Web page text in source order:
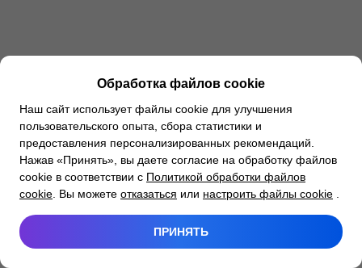
Обработка файлов cookie
Наш сайт использует файлы cookie для улучшения
пользовательского опыта, сбора статистики и
предоставления персонализированных рекомендаций.
Нажав «Принять», вы даете согласие на обработку файлов
cookie в соответствии с Политикой обработки файлов
cookie . Вы можете отказаться или настроить файлы cookie
ПРИНЯТЬ